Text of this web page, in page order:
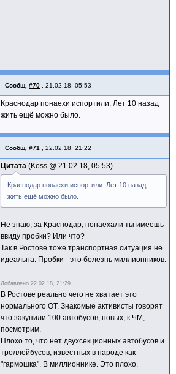
Сообщ. #70 21.02.18, 05:53
Краснодар понаехи испортили. Лет 10 назад
жить ещё можно было.
Сообщ. #71 22.02.18, 21:22
Цитата Koss @ 21.02.18, 05:53
Краснодар понаехи испортили. Лет 10 назад
жить ещё можно было.
Не знаю, за Краснодар, понаехали ты имеешь
ввиду пробки? Или что?
Так в Ростове тоже транспортная ситуация не
идеальна. Пробки - это болезнь миллионников.
Добавлено 22.02.18, 21:29
В Ростове реально чего не хватает это
нормального ОТ. Знакомые активисты говорят
что закупили 100 автобусов, новых, к ЧМ,
посмотрим.
Плохо то, что нет двухсекционных автобусов и
троллейбусов, известных в народе как
"гармошка". В миллионнике. Это плохо.